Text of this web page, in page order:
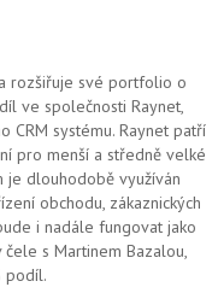
rozšiřuje své portfolio o
ve společnosti Raynet,
CRM systému. Raynet patří
pro menší a středně velké
je dlouhodobě využíván
obchodu, zákaznických
i nadále fungovat jako
s Martinem Bazalou,
podíl.